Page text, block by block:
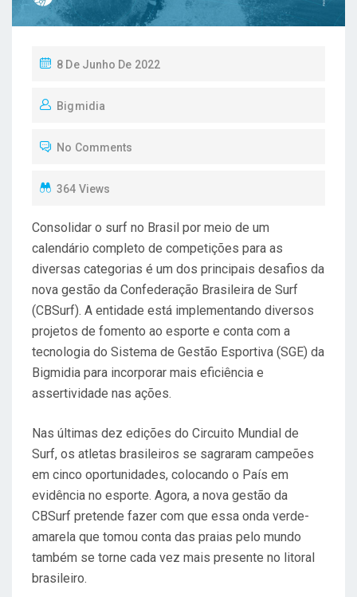
P
S
E
O
8 De Junho De 2022
Bigmidia
No Comments
364 Views
Consolidar o surf no Brasil por meio de um
calendário completo de competições para as
diversas categorias é um dos principais desafios da
nova gestão da Confederação Brasileira de Surf
(CBSurf). A entidade está implementando diversos
projetos de fomento ao esporte e conta com a
tecnologia do Sistema de Gestão Esportiva (SGE) da
Bigmidia para incorporar mais eficiência e
assertividade nas ações.
Nas últimas dez edições do Circuito Mundial de
Surf, os atletas brasileiros se sagraram campeões
em cinco oportunidades, colocando o País em
evidência no esporte. Agora, a nova gestão da
CBSurf pretende fazer com que essa onda verde-
amarela que tomou conta das praias pelo mundo
também se torne cada vez mais presente no litoral
brasileiro.